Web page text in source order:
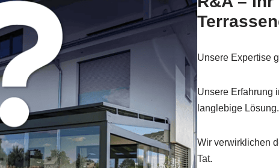
Unsere Expertise
Unsere Erfahrung
langlebige Lösung.
Wir verwirklichen
Tat.